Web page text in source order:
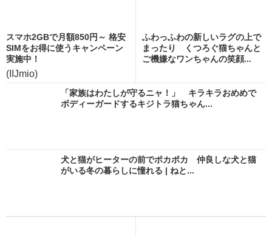
スマホ2GBで月額850円～ 格安
SIMをお得に使うキャンペーン
実施中！
(IIJmio)
ふわっふわの新しいラグの上で
まったり くつろぐ猫ちゃんと
ご機嫌なワンちゃんの笑顔...
「家族はわたしが守るニャ！」 キラキラおめめで
ボディーガードするキジトラ猫ちゃん...
犬と猫がヒーターの前でポカポカ 仲良しな犬と猫
がいる冬の暮らしに憧れる | ねと...